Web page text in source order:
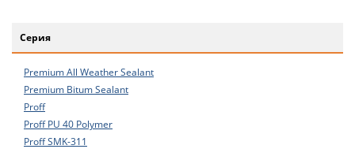
Серия
Premium All Weather Sealant
Premium Bitum Sealant
Proff
Proff PU 40 Polymer
Proff SMK-311